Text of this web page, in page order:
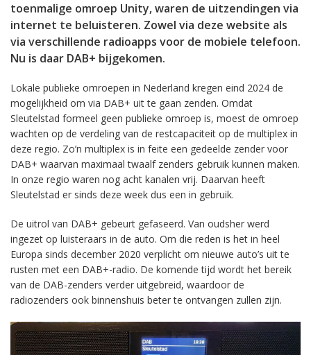
toenmalige omroep Unity, waren de uitzendingen via
internet te beluisteren. Zowel via deze website als
via verschillende radioapps voor de mobiele telefoon.
Nu is daar DAB+ bijgekomen.
Lokale publieke omroepen in Nederland kregen eind 2024 de
mogelijkheid om via DAB+ uit te gaan zenden. Omdat
Sleutelstad formeel geen publieke omroep is, moest de omroep
wachten op de verdeling van de restcapaciteit op de multiplex in
deze regio. Zo’n multiplex is in feite een gedeelde zender voor
DAB+ waarvan maximaal twaalf zenders gebruik kunnen maken.
In onze regio waren nog acht kanalen vrij. Daarvan heeft
Sleutelstad er sinds deze week dus een in gebruik.
De uitrol van DAB+ gebeurt gefaseerd. Van oudsher werd
ingezet op luisteraars in de auto. Om die reden is het in heel
Europa sinds december 2020 verplicht om nieuwe auto’s uit te
rusten met een DAB+-radio. De komende tijd wordt het bereik
van de DAB-zenders verder uitgebreid, waardoor de
radiozenders ook binnenshuis beter te ontvangen zullen zijn.